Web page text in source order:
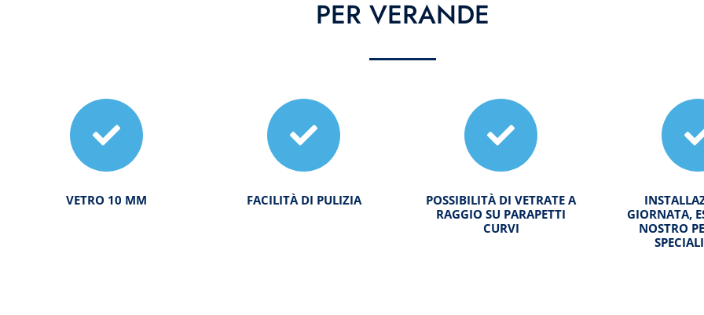
PER VERANDE
VETRO 10 MM FACILITÀ DI PULIZIA
POSSIBILITÀ DI VETRATE A
RAGGIO SU PARAPETTI
CURVI
GIORNATA,
NOSTRO